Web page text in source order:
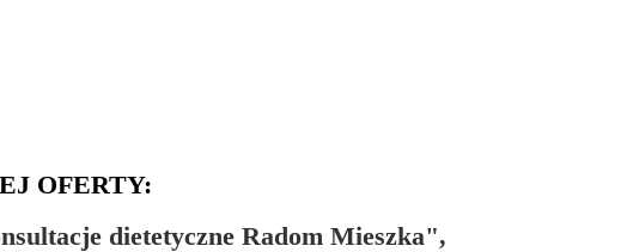
OFERTY:
dietetyczne Radom Mieszka",